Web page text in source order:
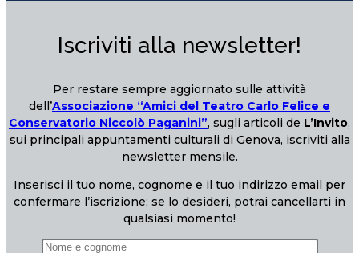
Iscriviti alla newsletter!
Per restare sempre aggiornato sulle attività
dell’Associazione “Amici del Teatro Carlo Felice e
Conservatorio Niccolò Paganini”, sugli articoli de L’Invito,
sui principali appuntamenti culturali di Genova, iscriviti alla
newsletter mensile.
Inserisci il tuo nome, cognome e il tuo indirizzo email per
confermare l’iscrizione; se lo desideri, potrai cancellarti in
qualsiasi momento!